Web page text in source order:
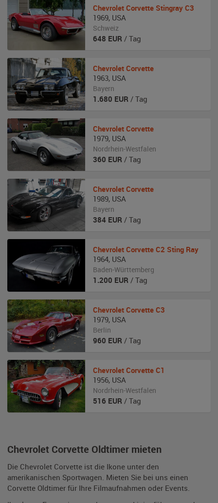
Chevrolet Corvette Oldtimer mieten
Die Chevrolet Corvette ist die Ikone unter den
amerikanischen Sportwagen. Mieten Sie bei uns einen
Corvette Oldtimer für Ihre Filmaufnahmen oder Events.
Chevrolet Corvette Stingray C3
1969, USA
Schweiz
648 EUR / Tag
Chevrolet Corvette
1963, USA
Bayern
1.680 EUR / Tag
Chevrolet Corvette
1979, USA
Nordrhein-Westfalen
360 EUR / Tag
Chevrolet Corvette
1989, USA
Bayern
384 EUR / Tag
Chevrolet Corvette C2 Sting Ray
1964, USA
Baden-Württemberg
1.200 EUR / Tag
Chevrolet Corvette C3
1979, USA
Berlin
960 EUR / Tag
Chevrolet Corvette C1
1956, USA
Nordrhein-Westfalen
516 EUR / Tag